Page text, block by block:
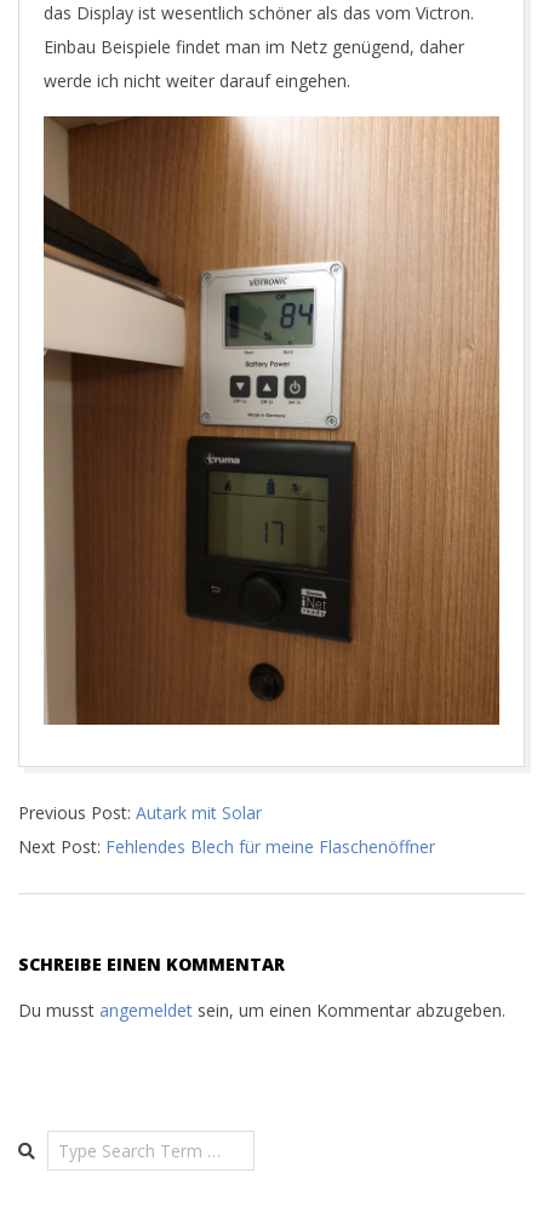
das Display ist wesentlich schöner als das vom Victron.
Einbau Beispiele findet man im Netz genügend, daher
werde ich nicht weiter darauf eingehen.
05-
12
Previous Post: Autark mit Solar
Next Post: Fehlendes Blech für meine Flaschenöffner
SCHREIBE EINEN KOMMENTAR
Du musst angemeldet sein, um einen Kommentar abzugeben.
Search